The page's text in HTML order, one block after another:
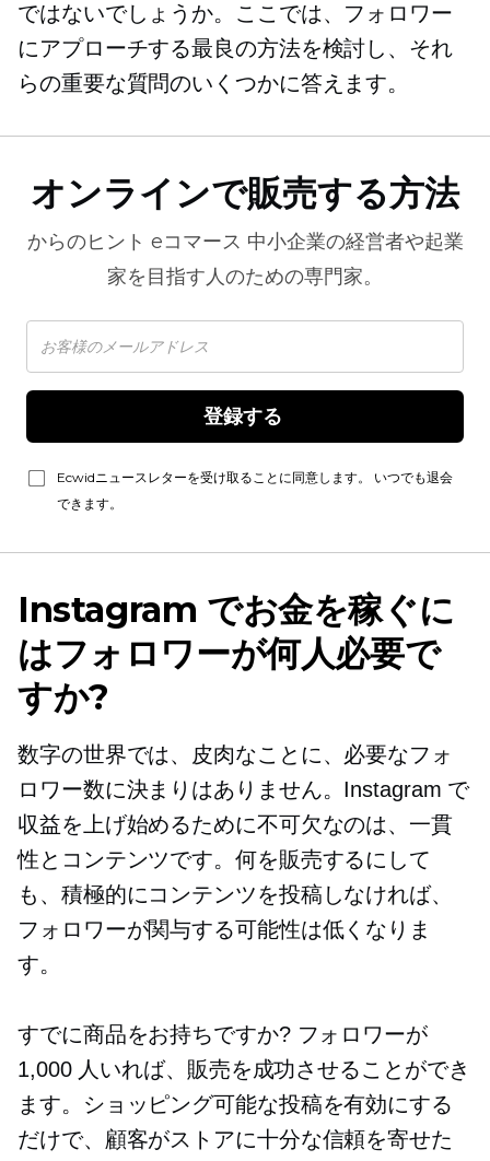
ではないでしょうか。ここでは、フォロワー
にアプローチする最良の方法を検討し、それ
らの重要な質問のいくつかに答えます。
オンラインで販売する方法
からのヒント eコマース 中小企業の経営者や起業
家を目指す人のための専門家。
Ecwidニュースレターを受け取ることに同意します。 いつでも退会
できます。
Instagram でお金を稼ぐに
はフォロワーが何人必要で
すか?
数字の世界では、皮肉なことに、必要なフォ
ロワー数に決まりはありません。Instagram で
収益を上げ始めるために不可欠なのは、一貫
性とコンテンツです。何を販売するにして
も、積極的にコンテンツを投稿しなければ、
フォロワーが関与する可能性は低くなりま
す。
すでに商品をお持ちですか? フォロワーが
1,000 人いれば、販売を成功させることができ
ます。ショッピング可能な投稿を有効にする
だけで、顧客がストアに十分な信頼を寄せた